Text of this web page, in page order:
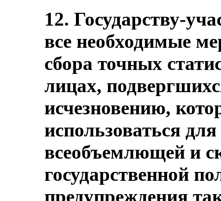
12. Государству-
все необходимые
сбора точных
лицах,
исчезновению,
использоваться
всеобъемлющей и
государственной
предупреждения